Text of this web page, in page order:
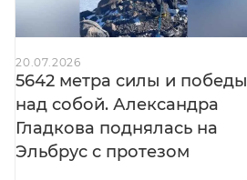
20.07.2026
5642 метра силы и победы
над собой. Александра
Гладкова поднялась на
Эльбрус с протезом